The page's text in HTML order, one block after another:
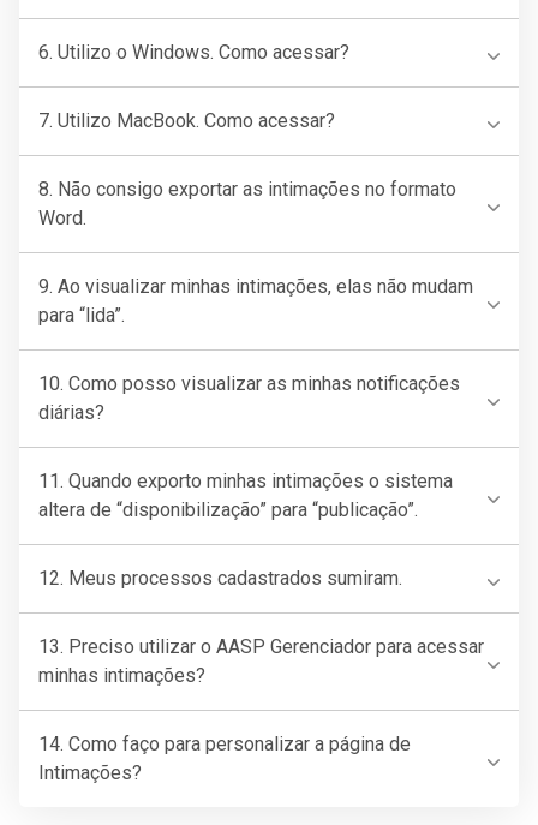
6. Utilizo o Windows. Como acessar?
7. Utilizo MacBook. Como acessar?
8. Não consigo exportar as intimações no formato
Word.
9. Ao visualizar minhas intimações, elas não mudam
para “lida”.
10. Como posso visualizar as minhas notificações
diárias?
11. Quando exporto minhas intimações o sistema
altera de “disponibilização” para “publicação”.
12. Meus processos cadastrados sumiram.
13. Preciso utilizar o AASP Gerenciador para acessar
minhas intimações?
14. Como faço para personalizar a página de
Intimações?